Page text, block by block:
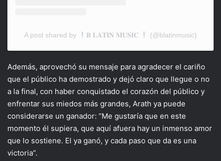
A post shared by 𝐁 𝐋𝐀𝐓𝐈𝐍 𝐌𝐔𝐒𝐈𝐂 (@blatinmusic)
Además, aprovechó su mensaje para agradecer el cariño
que el público ha demostrado y dejó claro que llegue o no
a la final, con haber conquistado el corazón del público y
enfrentar sus miedos más grandes, Arath ya puede
considerarse un ganador: “Me gustaría que en este
momento él supiera, que aquí afuera hay un inmenso amor
que lo sostiene. El ya ganó, y cada paso que da es una
victoria”.